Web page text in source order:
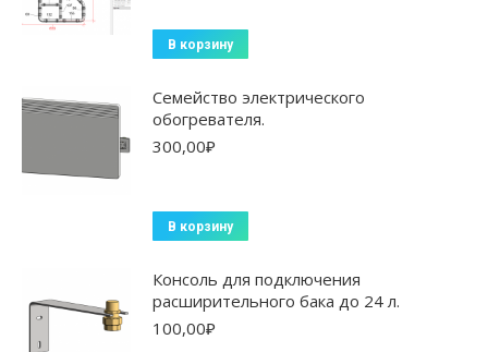
В корзину
Семейство электрического
обогревателя.
300,00₽
В корзину
Консоль для подключения
расширительного бака до 24 л.
100,00₽